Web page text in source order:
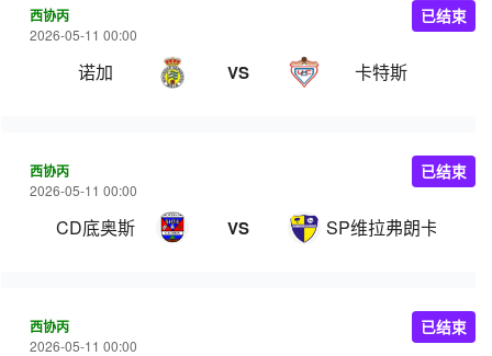
西协丙
2026-05-11 00:00
诺加 VS 卡特斯
已结束
西协丙
2026-05-11 00:00
CD底奥斯 VS SP维拉弗朗卡
已结束
西协丙
2026-05-11 00:00
已结束